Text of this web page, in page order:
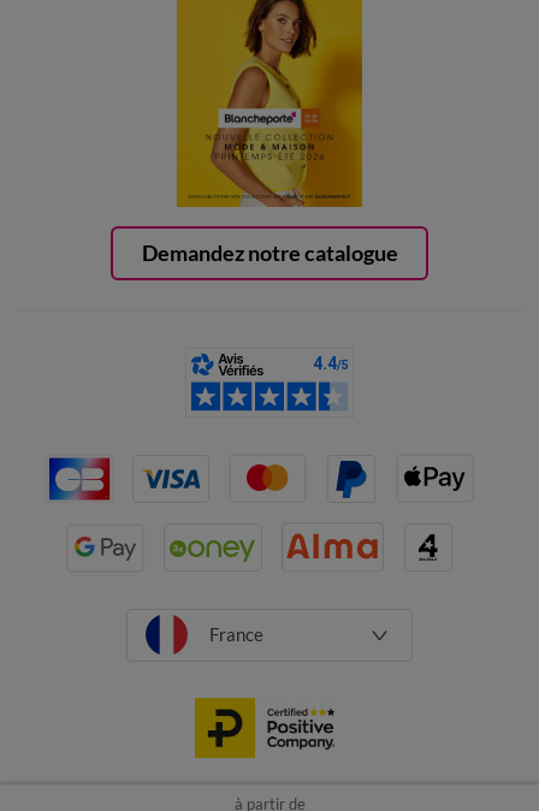
à partir de
Demandez notre catalogue
France